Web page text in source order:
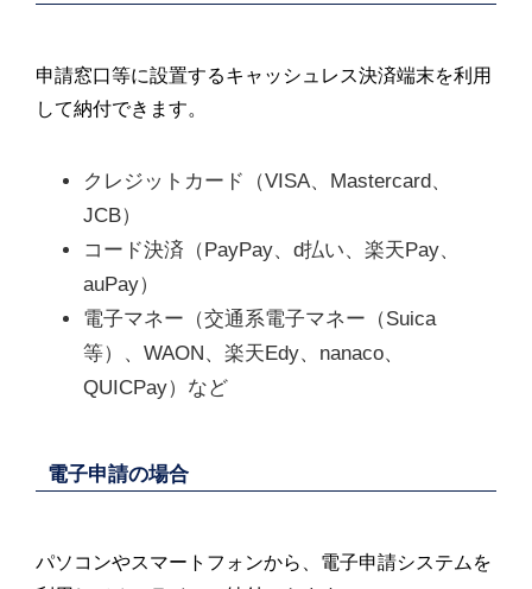
申請窓口等に設置するキャッシュレス決済端末を利用
して納付できます。
クレジットカード（VISA、Mastercard、
JCB）
コード決済（PayPay、d払い、楽天Pay、
auPay）
電子マネー（交通系電子マネー（Suica
等）、WAON、楽天Edy、nanaco、
QUICPay）など
電子申請の場合
パソコンやスマートフォンから、電子申請システムを